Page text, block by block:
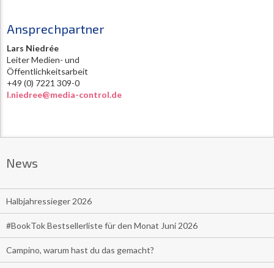
Ansprechpartner
Lars Niedrée
Leiter Medien- und
Öffentlichkeitsarbeit
+49 (0) 7221 309-0
l.niedree@media-control.de
News
Halbjahressieger 2026
#BookTok Bestsellerliste für den Monat Juni 2026
Campino, warum hast du das gemacht?